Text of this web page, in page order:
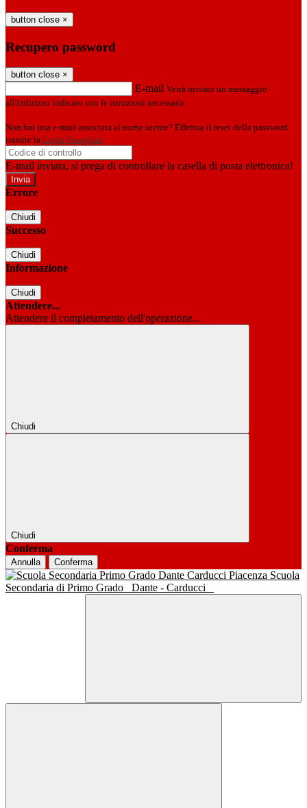
button close ×
Recupero password
button close ×
E-mail Verrà inviato un messaggio
all'indirizzo indicato con le istruzioni necessarie.
Non hai una e-mail associata al nome utente? Effettua il reset della password
tramite la Login Spaggiari
E-mail inviata, si prega di controllare la casella di posta elettronica!
Errore
Chiudi
Successo
Chiudi
Informazione
Chiudi
Attendere...
Attendere il completamento dell'operazione...
Chiudi
Chiudi
Conferma
Annulla Conferma
Scuola
Secondaria di Primo Grado
Dante - Carducci